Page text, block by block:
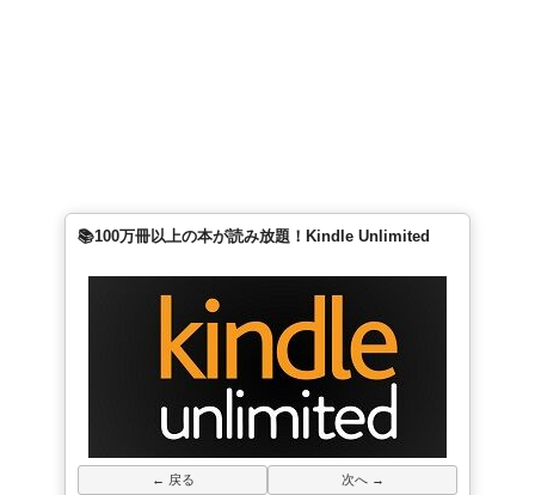
📚100万冊以上の本が読み放題！Kindle Unlimited
← 戻る 次へ →